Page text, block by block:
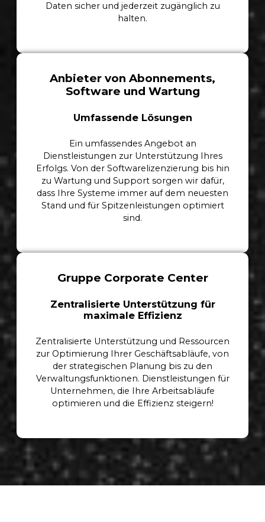
Daten sicher und jederzeit zugänglich zu
halten.
Anbieter von Abonnements,
Software und Wartung
Umfassende Lösungen
Ein umfassendes Angebot an
Dienstleistungen zur Unterstützung Ihres
Erfolgs. Von der Softwarelizenzierung bis hin
zu Wartung und Support sorgen wir dafür,
dass Ihre Systeme immer auf dem neuesten
Stand und für Spitzenleistungen optimiert
sind.
Gruppe Corporate Center
Zentralisierte Unterstützung für
maximale Effizienz
Zentralisierte Unterstützung und Ressourcen
zur Optimierung Ihrer Geschäftsabläufe, von
der strategischen Planung bis zu den
Verwaltungsfunktionen. Dienstleistungen für
Unternehmen, die Ihre Arbeitsabläufe
optimieren und die Effizienz steigern!